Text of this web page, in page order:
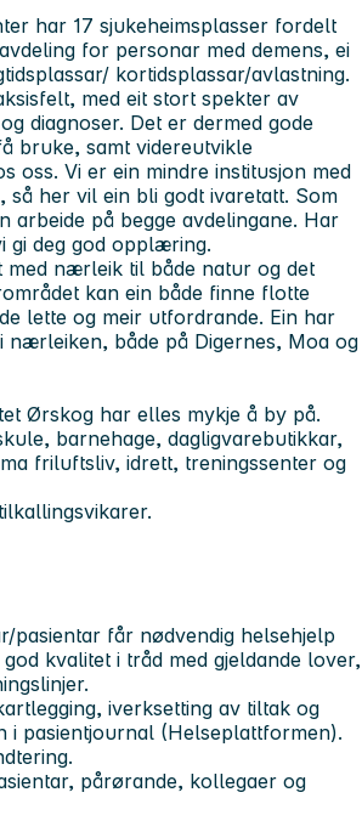
har 17 sjukeheimsplasser fordelt
for personar med demens, ei
kortidsplassar/avlastning.
med eit stort spekter av
diagnoser. Det er dermed gode
bruke, samt videreutvikle
oss. Vi er ein mindre institusjon med
så her vil ein bli godt ivaretatt. Som
arbeide på begge avdelingane. Har
gi deg god opplæring.
med nærleik til både natur og det
kan ein både finne flotte
lette og meir utfordrande. Ein har
nærleiken, både på Digernes, Moa og
Ørskog har elles mykje å by på.
barnehage, dagligvarebutikkar,
friluftsliv, idrett, treningssenter og
pasientar får nødvendig helsehjelp
kvalitet i tråd med gjeldande lover,
iverksetting av tiltak og
i pasientjournal (Helseplattformen).
pårørande, kollegaer og